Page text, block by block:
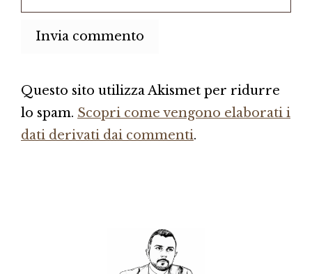
web
Questo sito utilizza Akismet per ridurre
lo spam. Scopri come vengono elaborati i
dati derivati dai commenti.